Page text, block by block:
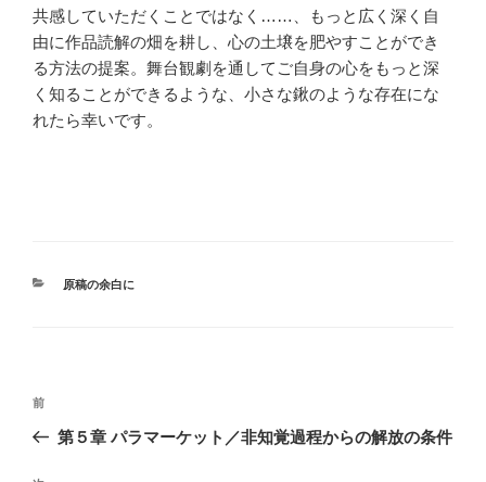
共感していただくことではなく……、もっと広く深く自
由に作品読解の畑を耕し、心の土壌を肥やすことができ
る方法の提案。舞台観劇を通してご自身の心をもっと深
く知ることができるような、小さな鍬のような存在にな
れたら幸いです。
カ
原稿の余白に
投
前
の
前
第５章 パラマーケット／非知覚過程からの解放の条件